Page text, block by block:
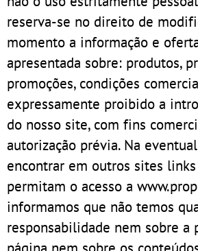
reserva-se no direito de
momento a informação e
apresentada sobre: produtos,
promoções, condições
expressamente proibido a
do nosso site, com fins
autorização prévia. Na
encontrar em outros sites
permitam o acesso a
informamos que não temos
responsabilidade nem sobre a